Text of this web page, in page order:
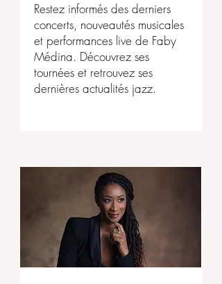
Restez informés des derniers
concerts, nouveautés musicales
et performances live de Faby
Médina. Découvrez ses
tournées et retrouvez ses
dernières actualités jazz.